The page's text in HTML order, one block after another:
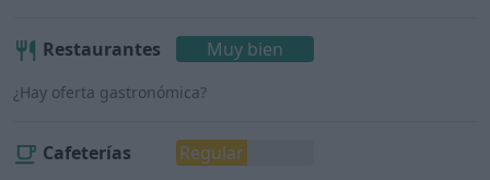
Restaurantes Muy bien
¿Hay oferta gastronómica?
Cafeterías Regular